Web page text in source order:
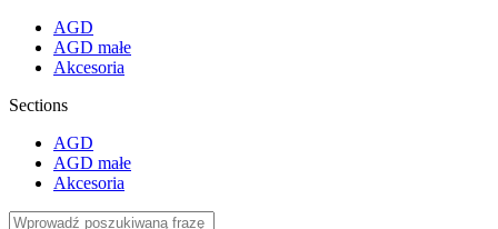
AGD
AGD małe
Akcesoria
Sections
AGD
AGD małe
Akcesoria